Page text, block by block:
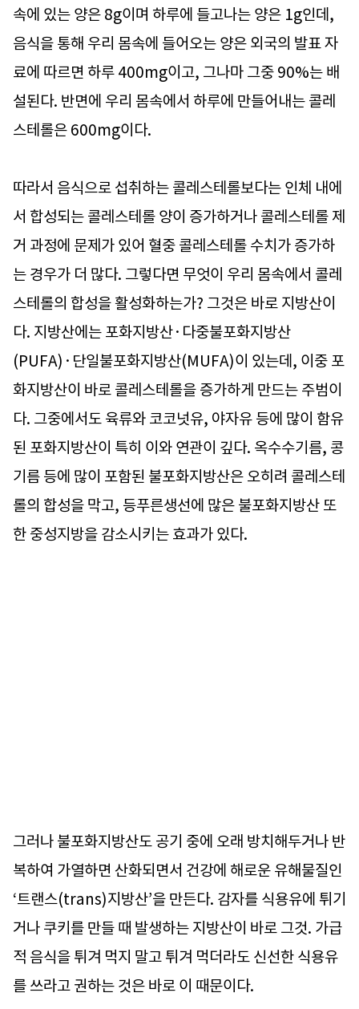
속에 있는 양은 8g이며 하루에 들고나는 양은 1g인데,
음식을 통해 우리 몸속에 들어오는 양은 외국의 발표 자
료에 따르면 하루 400mg이고, 그나마 그중 90%는 배
설된다. 반면에 우리 몸속에서 하루에 만들어내는 콜레
스테롤은 600mg이다.
따라서 음식으로 섭취하는 콜레스테롤보다는 인체 내에
서 합성되는 콜레스테롤 양이 증가하거나 콜레스테롤 제
거 과정에 문제가 있어 혈중 콜레스테롤 수치가 증가하
는 경우가 더 많다. 그렇다면 무엇이 우리 몸속에서 콜레
스테롤의 합성을 활성화하는가? 그것은 바로 지방산이
다. 지방산에는 포화지방산·다중불포화지방산
(PUFA)·단일불포화지방산(MUFA)이 있는데, 이중 포
화지방산이 바로 콜레스테롤을 증가하게 만드는 주범이
다. 그중에서도 육류와 코코넛유, 야자유 등에 많이 함유
된 포화지방산이 특히 이와 연관이 깊다. 옥수수기름, 콩
기름 등에 많이 포함된 불포화지방산은 오히려 콜레스테
롤의 합성을 막고, 등푸른생선에 많은 불포화지방산 또
한 중성지방을 감소시키는 효과가 있다.
그러나 불포화지방산도 공기 중에 오래 방치해두거나 반
복하여 가열하면 산화되면서 건강에 해로운 유해물질인
‘트랜스(trans)지방산’을 만든다. 감자를 식용유에 튀기
거나 쿠키를 만들 때 발생하는 지방산이 바로 그것. 가급
적 음식을 튀겨 먹지 말고 튀겨 먹더라도 신선한 식용유
를 쓰라고 권하는 것은 바로 이 때문이다.